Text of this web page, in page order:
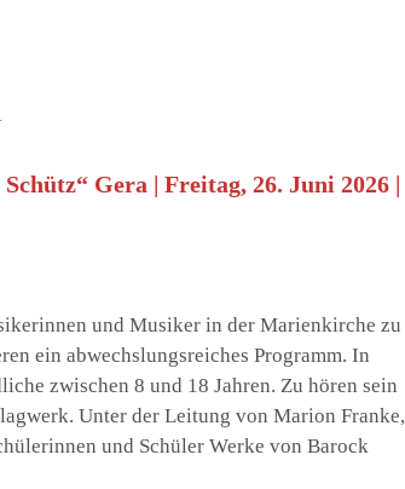
Gera | Freitag, 26. Juni 2026 |
und Musiker in der Marienkirche zu
ein abwechslungsreiches Programm. In
zwischen 8 und 18 Jahren. Zu hören sein
Unter der Leitung von Marion Franke,
und Schüler Werke von Barock